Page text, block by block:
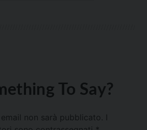
To Say?
email non sarà pubblicato.